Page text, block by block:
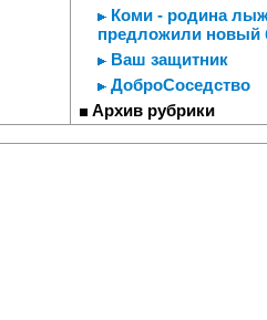
Коми - родина
предложили новый
Ваш защитник
ДоброСоседство
Архив рубрики